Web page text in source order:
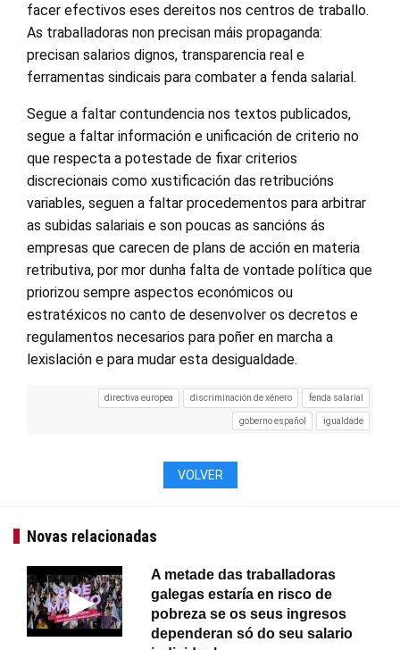
facer efectivos eses dereitos nos centros de traballo.
As traballadoras non precisan máis propaganda:
precisan salarios dignos, transparencia real e
ferramentas sindicais para combater a fenda salarial.
Segue a faltar contundencia nos textos publicados,
segue a faltar información e unificación de criterio no
que respecta a potestade de fixar criterios
discrecionais como xustificación das retribucións
variables, seguen a faltar procedementos para arbitrar
as subidas salariais e son poucas as sancións ás
empresas que carecen de plans de acción en materia
retributiva, por mor dunha falta de vontade política que
priorizou sempre aspectos económicos ou
estratéxicos no canto de desenvolver os decretos e
regulamentos necesarios para poñer en marcha a
lexislación e para mudar esta desigualdade.
directiva europea discriminación de xénero fenda salarial
goberno español igualdade
VOLVER
Novas relacionadas
A metade das traballadoras
galegas estaría en risco de
pobreza se os seus ingresos
dependeran só do seu salario